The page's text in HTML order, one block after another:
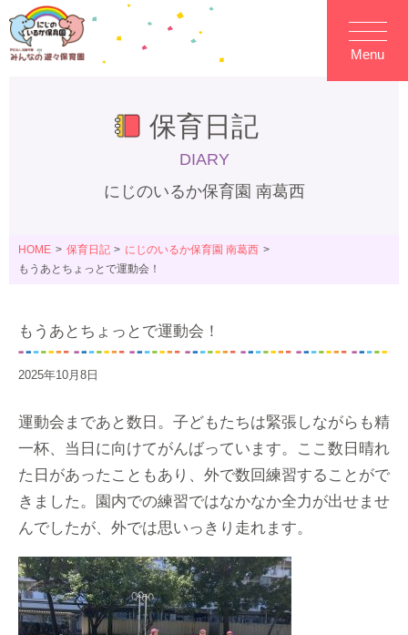
Menu
保育日記
DIARY
にじのいるか保育園 南葛西
HOME 保育日記
にじのいるか保育園 南葛西
もうあとちょっとで運動会！
もうあとちょっとで運動会！
2025年10月8日
運動会まであと数日。子どもたちは緊張しながらも精
一杯、当日に向けてがんばっています。ここ数日晴れ
た日があったこともあり、外で数回練習することがで
きました。園内での練習ではなかなか全力が出せませ
んでしたが、外では思いっきり走れます。